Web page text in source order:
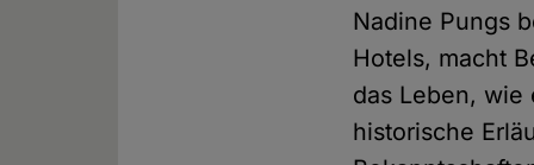
Nadine Pungs
Hotels, macht
das Leben, wie
historische